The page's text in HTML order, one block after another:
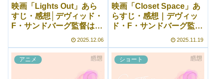
映画「Lights Out」あら
すじ・感想│デヴィッド・
F・サンドバーグ監督は短
編を作るのがうまい
2025.12.06
映画「Closet Space」あ
らすじ・感想｜デヴィッ
ド・F・サンドバーグ監督
のショートフィルム！
2025.11.19
アニメ ショート